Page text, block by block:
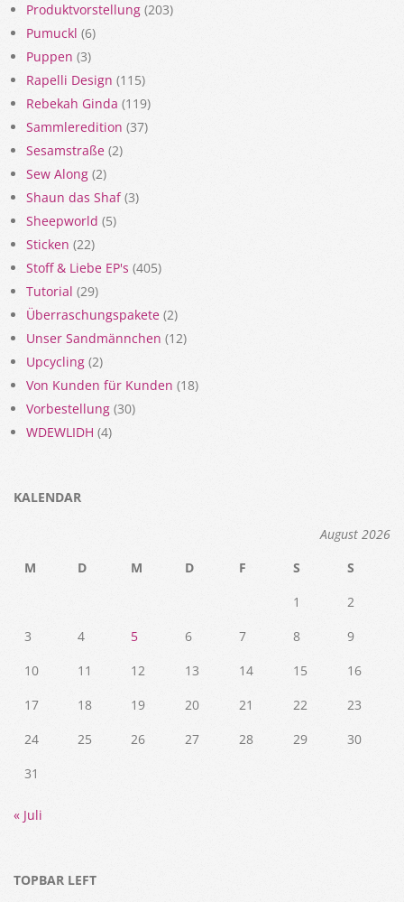
Produktvorstellung (203)
Pumuckl (6)
Puppen (3)
Rapelli Design (115)
Rebekah Ginda (119)
Sammleredition (37)
Sesamstraße (2)
Sew Along (2)
Shaun das Shaf(3)
Sheepworld (5)
Sticken (22)
Stoff & Liebe EP's (405)
Tutorial (29)
Überraschungspakete (2)
Unser Sandmännchen (12)
Upcycling (2)
Von Kunden für Kunden (18)
Vorbestellung (30)
WDEWLIDH (4)
KALENDAR
August 2026
M
D M D F S
S
1
2
3
4 5 6 7 8
9
10
11 12 13 14 15
16
17
18 19 20 21 22
23
24
25 26 27 28 29
30
31
« Juli
TOPBAR LEFT